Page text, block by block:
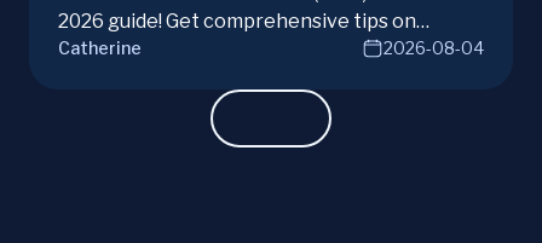
2026 guide! Get comprehensive tips on
hardware, software, and techniques for
Catherine 2026-08-04